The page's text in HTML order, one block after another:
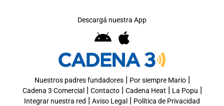
Descargá nuestra App
Nuestros padres fundadores| Por siempre Mario|
Cadena 3 Comercial | Contacto| Cadena Heat | La Popu |
Integrar nuestra red | Aviso Legal | Política de Privacidad